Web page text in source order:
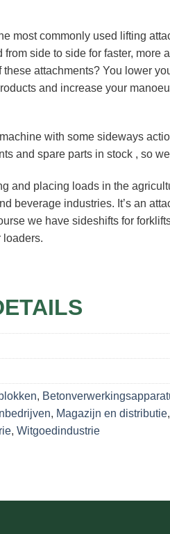
most commonly used lifting
side to side for faster, more
attachments? You lower
and increase your
with some sideways
and spare parts in stock , so
and placing loads in the
beverage industries. It’s an
we have sideshifts for
loaders.
,
, Magazijn en distributie,
, Witgoedindustrie